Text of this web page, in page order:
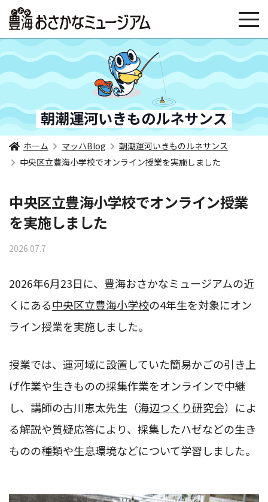
朝潮運河いきものルネサンス
ホーム マッハBlog
朝潮運河いきものルネサンス
中央区立豊海小学校でオンライン授業を実施しました
中央区立豊海小学校でオンライン授業
を実施しました
2026.07.7
2026年6月23日に、豊海おさかなミュージアムの近
くにある中央区立豊海小学校の4年生を対象にオン
ライン授業を実施しました。
授業では、運河域に設置していた簡易かごの引き上
げ作業や生きものの採集作業をオンラインで中継
し、講師の古川恵太先生（海辺つくり研究会）によ
る解説や質疑応答により、採集したハゼなどの生き
ものの種類や生息環境などについて学習しました。